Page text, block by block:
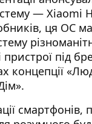
— Xiaomi
ця ОС
пристрої під
концепції
смартфонів,